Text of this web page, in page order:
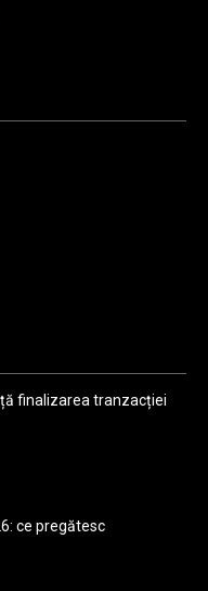
finalizarea tranzacției
ce pregătesc